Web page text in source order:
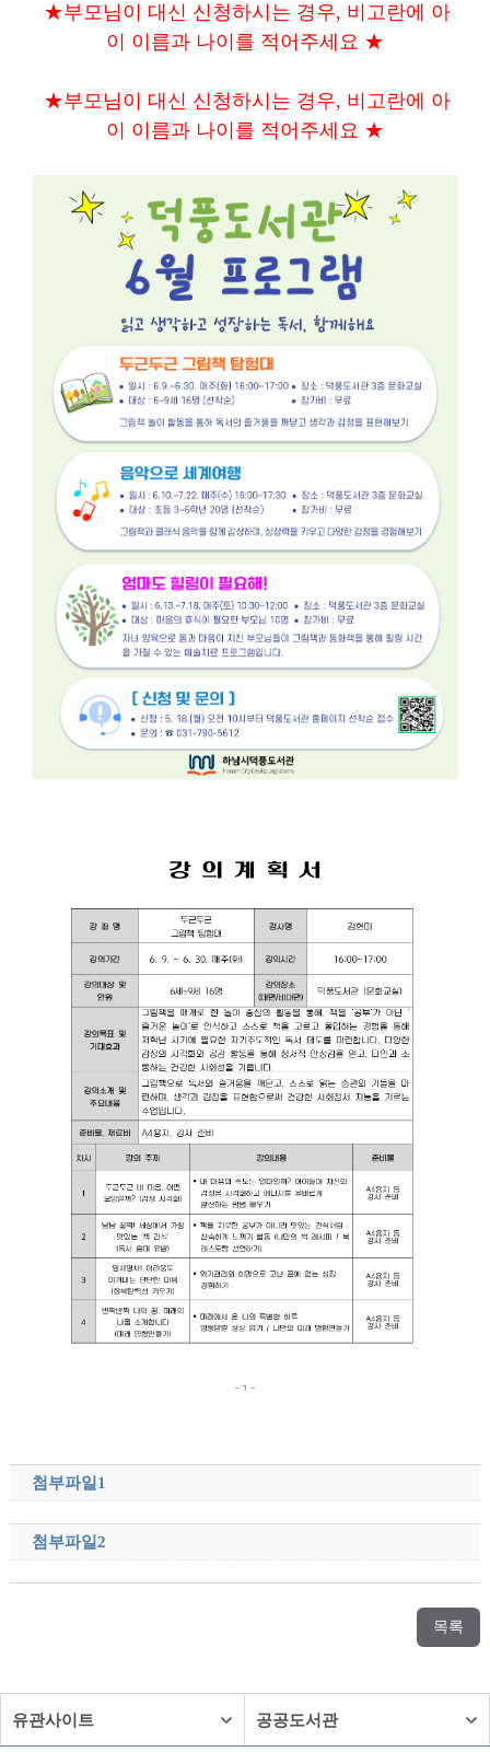
★부모님이 대신 신청하시는 경우, 비고란에 아
이 이름과 나이를 적어주세요 ★
★부모님이 대신 신청하시는 경우, 비고란에 아
이 이름과 나이를 적어주세요 ★
첨부파일1
첨부파일2
목록
유관사이트 공공도서관